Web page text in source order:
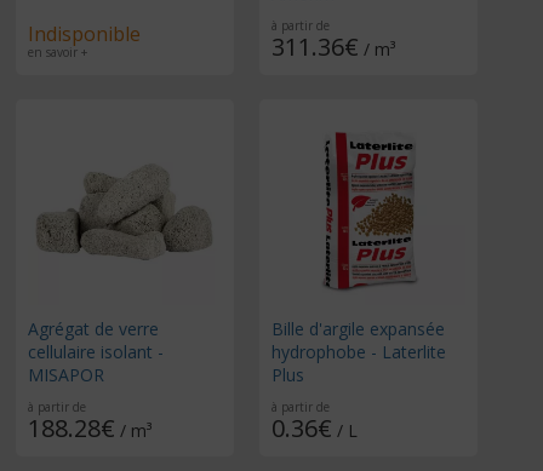
Indisponible
en savoir +
à partir de
311.36€ / m³
Agrégat de verre
cellulaire isolant -
MISAPOR
à partir de
188.28€ / m³
Bille d'argile expansée
hydrophobe - Laterlite
Plus
à partir de
0.36€ / L